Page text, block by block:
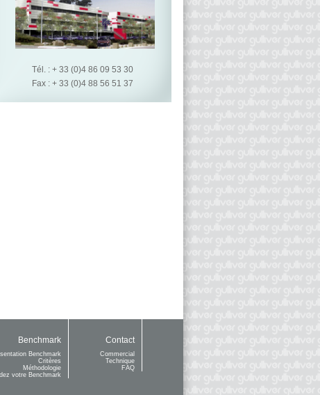
Tél. : + 33 (0)4 86 09 53 30
Fax : + 33 (0)4 88 56 51 37
Benchmark
Benchmark
Critères
Méthodologie
votre Benchmark
Contact
Commercial
Technique
FAQ